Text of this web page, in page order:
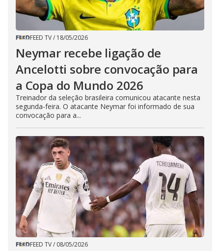
FEED TV/ 18/05/2026
Neymar recebe ligação de
Ancelotti sobre convocação para
a Copa do Mundo 2026
Treinador da seleção brasileira comunicou atacante nesta
segunda-feira. O atacante Neymar foi informado de sua
convocação para a...
FEED TV/ 08/05/2026